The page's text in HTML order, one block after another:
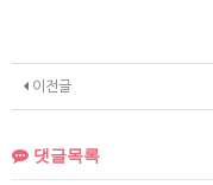
이전글
댓글목록